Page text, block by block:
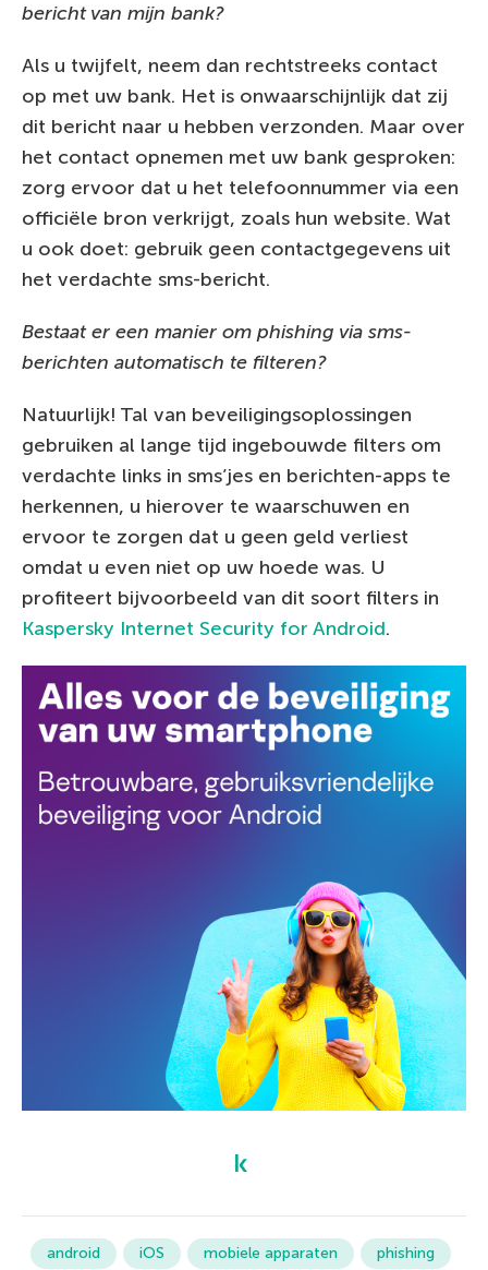
bericht van mijn bank?
Als u twijfelt, neem dan rechtstreeks contact
op met uw bank. Het is onwaarschijnlijk dat zij
dit bericht naar u hebben verzonden. Maar over
het contact opnemen met uw bank gesproken:
zorg ervoor dat u het telefoonnummer via een
officiële bron verkrijgt, zoals hun website. Wat
u ook doet: gebruik geen contactgegevens uit
het verdachte sms-bericht.
Bestaat er een manier om phishing via sms-
berichten automatisch te filteren?
Natuurlijk! Tal van beveiligingsoplossingen
gebruiken al lange tijd ingebouwde filters om
verdachte links in sms’jes en berichten-apps te
herkennen, u hierover te waarschuwen en
ervoor te zorgen dat u geen geld verliest
omdat u even niet op uw hoede was. U
profiteert bijvoorbeeld van dit soort filters in
Kaspersky Internet Security for Android.
android iOS mobiele apparaten phishing